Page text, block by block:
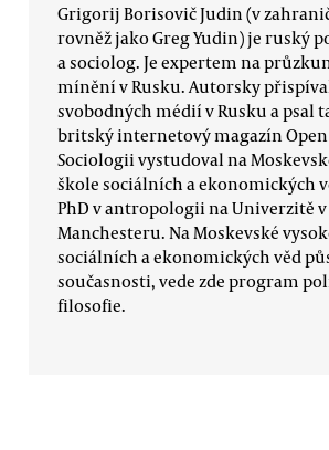
Grigorij Borisovič Judin (v
rovněž jako Greg Yudin) je ruský
a sociolog. Je expertem na
mínění v Rusku. Autorsky
svobodných médií v Rusku a psal
britský internetový magazín Open
Sociologii vystudoval na
škole sociálních a ekonomických
PhD v antropologii na Univerzitě v
Manchesteru. Na Moskevské
sociálních a ekonomických věd
současnosti, vede zde program
filosofie.